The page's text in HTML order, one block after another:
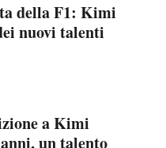
della F1: Kimi
nuovi talenti
a Kimi
un talento